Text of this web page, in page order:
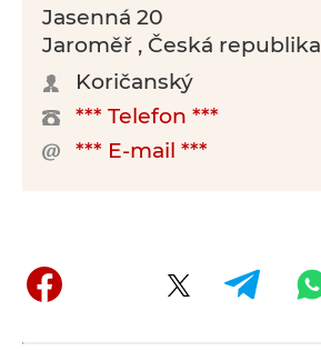
Jasenná 20
Jaroměř , Česká republika
Koričanský
*** Telefon ***
*** E-mail ***